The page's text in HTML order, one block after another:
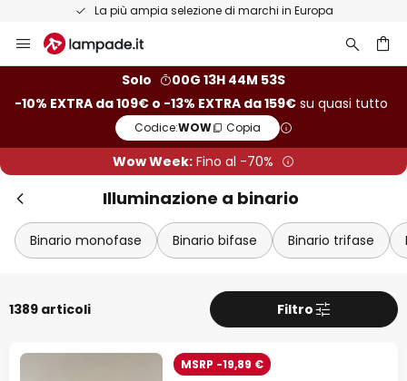
Resi entro 50 giorni
Salta
al
Solo
00G 13H 44M 51S
-10% EXTRA da 109€ o -13% EXTRA da 159€ su quasi tutto
Codice:WOW Copia
Wow Week: Fino al -70%
Illuminazione a binario
Binario monofase Binario bifase Binario trifase
1389 articoli Filtro
MSRP -19,89 €